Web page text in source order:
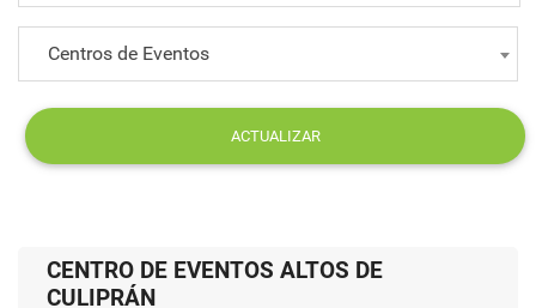
Centros de Eventos
ACTUALIZAR
CENTRO DE EVENTOS ALTOS DE
CULIPRÁN